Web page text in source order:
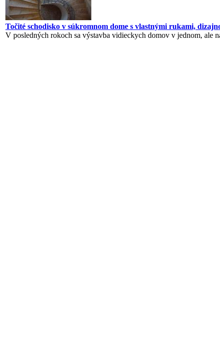
Točité schodisko v súkromnom dome s vlastnými rukami,
V posledných rokoch sa výstavba vidieckych domov v jednom, ale